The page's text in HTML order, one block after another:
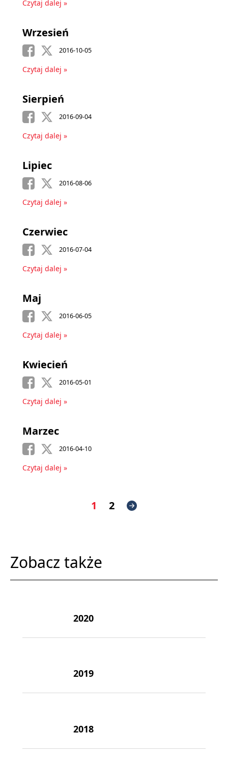
Czytaj dalej »
Wrzesień
2016-10-05
Czytaj dalej »
Sierpień
2016-09-04
Czytaj dalej »
Lipiec
2016-08-06
Czytaj dalej »
Czerwiec
2016-07-04
Czytaj dalej »
Maj
2016-06-05
Czytaj dalej »
Kwiecień
2016-05-01
Czytaj dalej »
Marzec
2016-04-10
Czytaj dalej »
1 2
Zobacz także
2020
2019
2018